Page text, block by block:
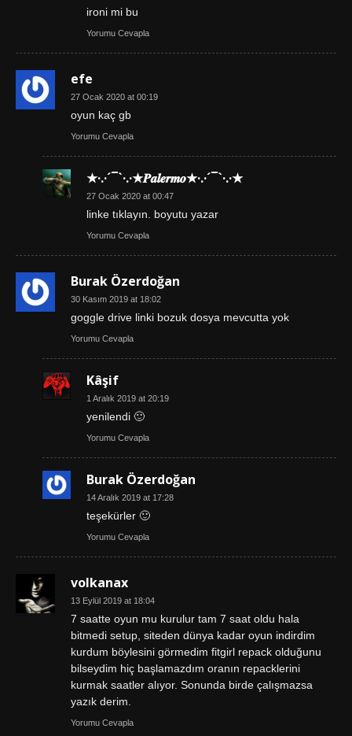
ironi mi bu
Yorumu Cevapla
efe
27 Ocak 2020 at 00:19
oyun kaç gb
Yorumu Cevapla
★·.·´¯`·.·★𝑷𝒂𝒍𝒆𝒓𝒎𝒐★·.·´¯`·.·★
27 Ocak 2020 at 00:47
linke tıklayın. boyutu yazar
Yorumu Cevapla
Burak Özerdoğan
30 Kasım 2019 at 18:02
goggle drive linki bozuk dosya mevcutta yok
Yorumu Cevapla
Kâşif
1 Aralık 2019 at 20:19
yenilendi 🙂
Yorumu Cevapla
Burak Özerdoğan
14 Aralık 2019 at 17:28
teşekürler 🙂
Yorumu Cevapla
volkanax
13 Eylül 2019 at 18:04
7 saatte oyun mu kurulur tam 7 saat oldu hala
bitmedi setup, siteden dünya kadar oyun indirdim
kurdum böylesini görmedim fitgirl repack olduğunu
bilseydim hiç başlamazdım oranın repacklerini
kurmak saatler alıyor. Sonunda birde çalışmazsa
yazık derim.
Yorumu Cevapla